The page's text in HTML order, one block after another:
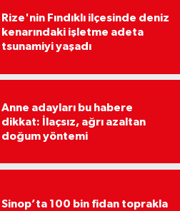
Rize'nin Fındıklı ilçesinde deniz
kenarındaki işletme adeta
tsunamiyi yaşadı
Anne adayları bu habere
dikkat: İlaçsız, ağrı azaltan
doğum yöntemi
Sinop’ta 100 bin fidan toprakla